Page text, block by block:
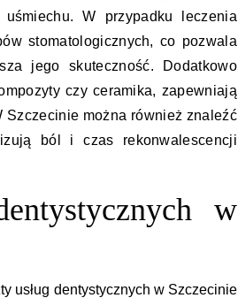
W przypadku leczenia
stomatologicznych, co pozwala
jego skuteczność. Dodatkowo
czy ceramika, zapewniają
Szczecinie można również znaleźć
ból i czas rekonwalescencji
w
usług dentystycznych w Szczecinie